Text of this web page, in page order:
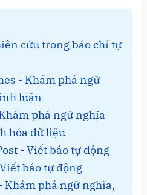
cứu trong báo chí tự
- Khám phá ngữ
luận
phá ngữ nghĩa
hóa dữ liệu
- Viết báo tự động
báo tự động
Khám phá ngữ nghĩa,